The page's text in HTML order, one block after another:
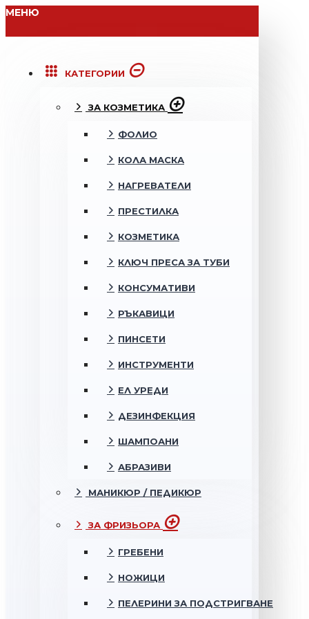
МЕНЮ
КАТЕГОРИИ
ЗА КОЗМЕТИКА
ФОЛИО
КОЛА МАСКА
НАГРЕВАТЕЛИ
ПРЕСТИЛКА
КОЗМЕТИКА
КЛЮЧ ПРЕСА ЗА ТУБИ
КОНСУМАТИВИ
РЪКАВИЦИ
ПИНСЕТИ
ИНСТРУМЕНТИ
ЕЛ УРЕДИ
ДЕЗИНФЕКЦИЯ
ШАМПОАНИ
АБРАЗИВИ
МАНИКЮР / ПЕДИКЮР
ЗА ФРИЗЬОРА
ГРЕБЕНИ
НОЖИЦИ
ПЕЛЕРИНИ ЗА ПОДСТРИГВАНЕ